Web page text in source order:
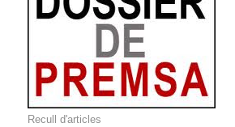
Recull d'articles